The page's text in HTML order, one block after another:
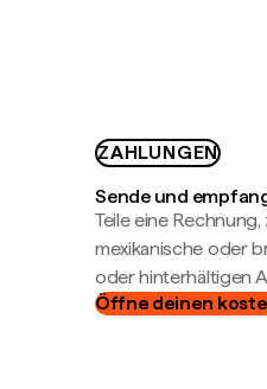
ZAHLUNGEN
Sende und
Teile eine
mexikanische oder
oder hinterhältigen
Öffne deinen